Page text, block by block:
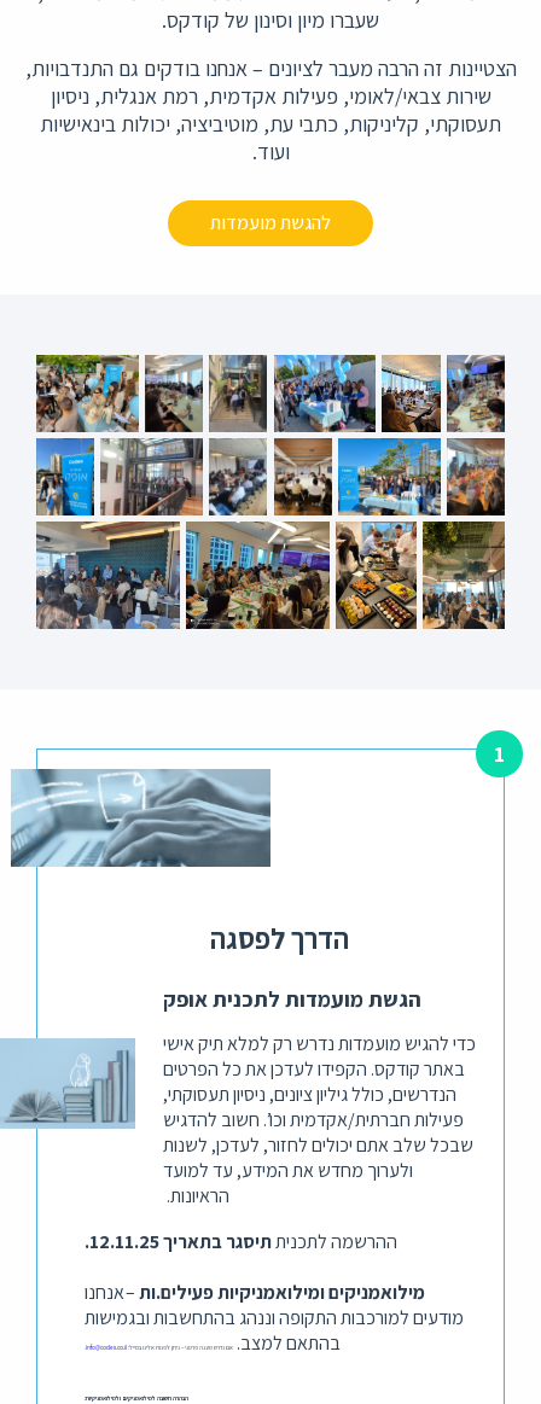
שעברו מיון וסינון של קודקס.
הצטיינות זה הרבה מעבר לציונים – אנחנו בודקים גם התנדבויות,
שירות צבאי/לאומי, פעילות אקדמית, רמת אנגלית, ניסיון
תעסוקתי, קליניקות, כתבי עת, מוטיביציה, יכולות בינאישיות
ועוד.
להגשת מועמדות
הדרך לפסגה
הגשת מועמדות לתכנית אופק
כדי להגיש מועמדות נדרש רק למלא תיק אישי
באתר קודקס. הקפידו לעדכן את כל הפרטים
הנדרשים, כולל גיליון ציונים, ניסיון תעסוקתי,
פעילות חברתית/אקדמית וכו’. חשוב להדגיש
שבכל שלב אתם יכולים לחזור, לעדכן, לשנות
ולערוך מחדש את המידע, עד למועד
הראיונות.
ההרשמה לתכניתתיסגרבתאריך 12.11.25.
מילואמניקים ומילואמניקיות פעילים.ות–אנחנו
מודעים למורכבות התקופה וננהג בהתחשבות ובגמישות
בהתאם למצב.
אם נדרש מענה פרטני – ניתן לפנות אלינו במייל: info@codex.co.il
.
הבהרה חשובה למילואמניקים ולמילואמניקיות: